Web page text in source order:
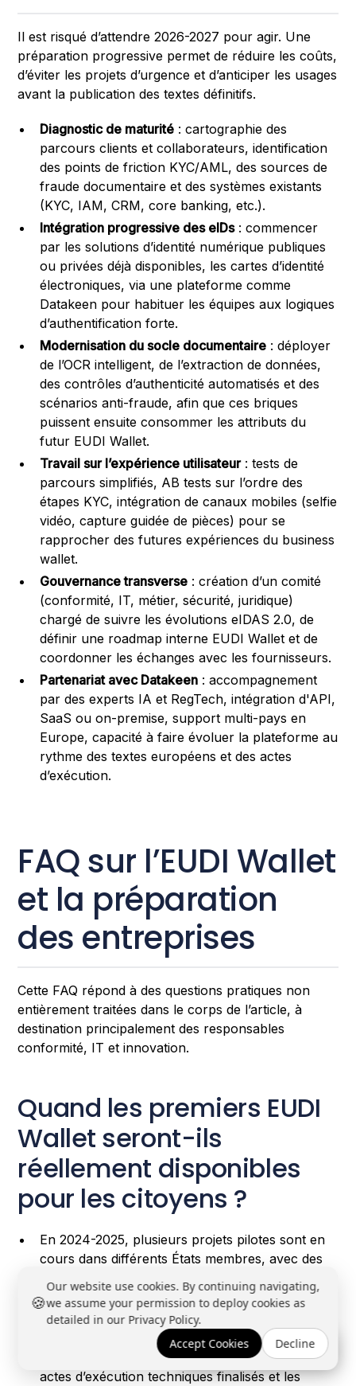
Il est risqué d’attendre 2026-2027 pour agir. Une
préparation progressive permet de réduire les coûts,
d’éviter les projets d’urgence et d’anticiper les usages
avant la publication des textes définitifs.
Diagnostic de maturité : cartographie des
parcours clients et collaborateurs, identification
des points de friction KYC/AML, des sources de
fraude documentaire et des systèmes existants
(KYC, IAM, CRM, core banking, etc.).
Intégration progressive des eIDs: commencer
par les solutions d’identité numérique publiques
ou privées déjà disponibles, les cartes d’identité
électroniques, via une plateforme comme
Datakeen pour habituer les équipes aux logiques
d’authentification forte.
Modernisation du socle documentaire : déployer
de l’OCR intelligent, de l’extraction de données,
des contrôles d’authenticité automatisés et des
scénarios anti-fraude, afin que ces briques
puissent ensuite consommer les attributs du
futur EUDI Wallet.
Travail sur l’expérience utilisateur: tests de
parcours simplifiés, AB tests sur l’ordre des
étapes KYC, intégration de canaux mobiles (selfie
vidéo, capture guidée de pièces) pour se
rapprocher des futures expériences du business
wallet.
Gouvernance transverse : création d’un comité
(conformité, IT, métier, sécurité, juridique)
chargé de suivre les évolutions eIDAS 2.0, de
définir une roadmap interne EUDI Wallet et de
coordonner les échanges avec les fournisseurs.
Partenariat avec Datakeen : accompagnement
par des experts IA et RegTech, intégration d'API,
SaaS ou on-premise, support multi-pays en
Europe, capacité à faire évoluer la plateforme au
rythme des textes européens et des actes
d’exécution.
FAQ sur l’EUDI Wallet
et la préparation
des entreprises
Cette FAQ répond à des questions pratiques non
entièrement traitées dans le corps de l’article, à
destination principalement des responsables
conformité, IT et innovation.
Quand les premiers EUDI
Wallet seront-ils
réellement disponibles
pour les citoyens ?
En 2024-2025, plusieurs projets pilotes sont en
cours dans différents États membres, avec des
des cas d’usage ciblés (identité, permis de
conduire, diplômes, etc.).
La généralisation au grand public est attendue
progressivement à partir de 2026, une fois les
actes d’exécution techniques finalisés et les
🍪
Our website use cookies. By continuing navigating,
we assume your permission to deploy cookies as
detailed in our Privacy Policy.
Accept Cookies
Decline
Réserver une démo →